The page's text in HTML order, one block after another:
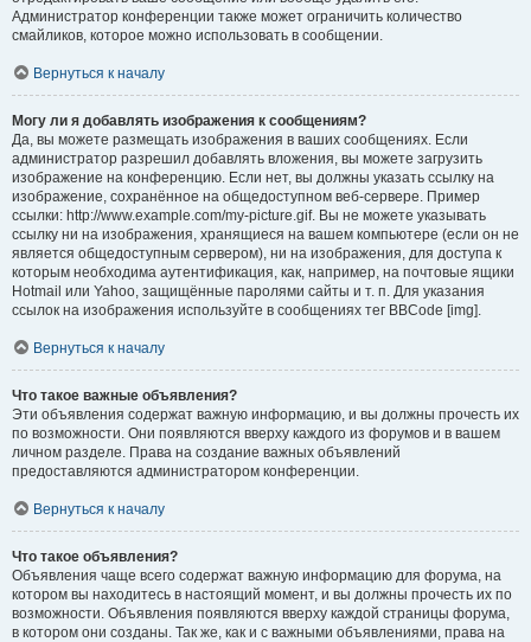
Администратор конференции также может ограничить количество
смайликов, которое можно использовать в сообщении.
Вернуться к началу
Могу ли я добавлять изображения к сообщениям?
Да, вы можете размещать изображения в ваших сообщениях. Если
администратор разрешил добавлять вложения, вы можете загрузить
изображение на конференцию. Если нет, вы должны указать ссылку на
изображение, сохранённое на общедоступном веб-сервере. Пример
ссылки: http://www.example.com/my-picture.gif. Вы не можете указывать
ссылку ни на изображения, хранящиеся на вашем компьютере (если он не
является общедоступным сервером), ни на изображения, для доступа к
которым необходима аутентификация, как, например, на почтовые ящики
Hotmail или Yahoo, защищённые паролями сайты и т. п. Для указания
ссылок на изображения используйте в сообщениях тег BBCode [img].
Вернуться к началу
Что такое важные объявления?
Эти объявления содержат важную информацию, и вы должны прочесть их
по возможности. Они появляются вверху каждого из форумов и в вашем
личном разделе. Права на создание важных объявлений
предоставляются администратором конференции.
Вернуться к началу
Что такое объявления?
Объявления чаще всего содержат важную информацию для форума, на
котором вы находитесь в настоящий момент, и вы должны прочесть их по
возможности. Объявления появляются вверху каждой страницы форума,
в котором они созданы. Так же, как и с важными объявлениями, права на